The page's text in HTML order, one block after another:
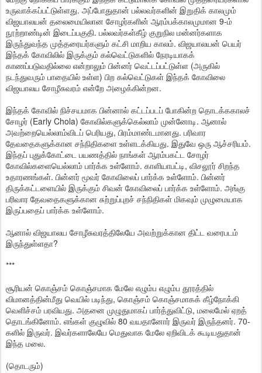
உருவாக்கப்பட்டுள்ளது. அப்போதுதான் பல்லவர்களின் இறுதிக் காலமும்
விஜயாலயன் தலைமையிலான சோழர்களின் ஆரம்பக்காலமுமான 9-ம்
நூற்றாண்டின் இடைப்பகுதி. பல்லவர்கள்கீழ் குறுநில மன்னர்களாக
இருந்துவந்த முத்தரையர்களும் கட்சி மாறிய காலம். விஜயாலயன் பெயர்
இந்தக் கோவிலில் இருக்கும் கல்வெட்டுகளில் நேரடியாகக்
காணப்படுவதில்லை என்றாலும் பின்னர் வெட்டப்பட்டுள்ள (அருகில்
நடந்துவரும் பாதையில் உள்ள) பிற கல்வெட்டுகள் இந்தக் கோவிலை
விஜயாலய சோழீசுவரம் என்றே அழைக்கின்றன.
இந்தக் கோவில் நிச்சயமாக பின்னால் கட்டப்படப் போகின்ற தொடக்ககாலச்
சோழர் (Early Chola) கோவில்களுக்கெல்லாம் முன்னோடி. ஆனால்
அவற்றையெல்லாம்விடப் பெரியது, பிரம்மாண்டமானது. பரிவார
தேவதைகளுக்கான சந்நிதிகளை உள்ளடக்கியது. இதுவே ஒரு ஆச்சரியம்.
இந்தப் புதுக்கோட்டை பயணத்தில் நாங்கள் ஆரம்பகட்ட சோழர்
கோவில்களையெல்லாம் பார்க்க உள்ளோம். காளியாபட்டி, விசலூர் சிறந்த
உதாரணங்கள். பின்னர் மூவர் கோவிலைப் பார்க்க உள்ளோம். பின்னர்
திருக்கட்டளையில் இருக்கும் சிவன் கோவிலைப் பார்க்க உள்ளோம். அங்கு
பரிவார தேவதைகளுக்கான சுற்றுப்புறச் சந்நிதிகள் மிகவும் முழுமையாக
இருப்பதைப் பார்க்க உள்ளோம்.
ஆனால் விஜயாலய சோழீசுவரத்திலேயே அவற்றுக்கான திட்ட வரைபடம்
இருந்துள்ளதா?
***
சூரியன் கொஞ்சம் கொஞ்சமாக மேலே எழும்ப எழும்ப தூரத்தில்
விமானத்தின்மீது வெயில் படிந்து, கொஞ்சம் கொஞ்சமாகக் கீழ்நோக்கி
வெளிச்சம் பரவியது. அதனை முழுதுமாகப் பார்த்துவிட்டு, மலைமேல் ஏறத்
தொடங்கினோம். எங்கள் குழுவில் 80 வயதானோர் இருவர் இருந்தனர். 70-
களில் இருவர். இவர்களாலேயே மெதுவாக மேலே ஏறிவிடக் கூடியதுதான்
இந்த மலை.
(தொடரும்)